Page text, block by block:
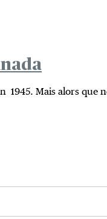
Mais alors que